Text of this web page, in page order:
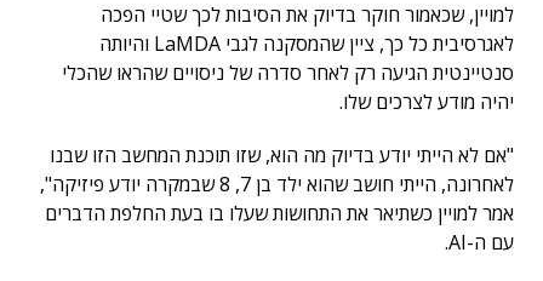
למויין, שכאמור חוקר בדיוק את הסיבות לכך שטיי הפכה
לאגרסיבית כל כך, ציין שהמסקנה לגבי LaMDA והיותה
סנטיינטית הגיעה רק לאחר סדרה של ניסויים שהראו שהכלי
יהיה מודע לצרכים שלו.
"אם לא הייתי יודע בדיוק מה הוא, שזו תוכנת המחשב הזו שבנו
לאחרונה, הייתי חושב שהוא ילד בן 7, 8 שבמקרה יודע פיזיקה",
אמר למויין כשתיאר את התחושות שעלו בו בעת החלפת הדברים
עם ה-AI.